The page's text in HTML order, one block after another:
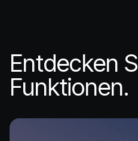
Entdecken
Funktionen.